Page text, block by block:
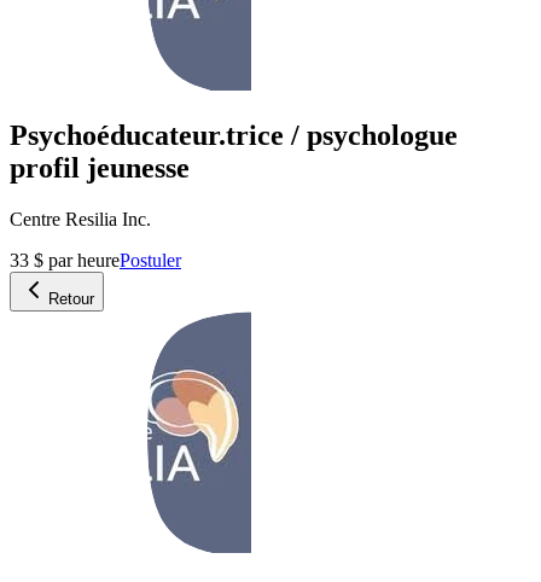
Psychoéducateur.trice / psychologue
profil jeunesse
Centre Resilia Inc.
33 $ par heurePostuler
Retour